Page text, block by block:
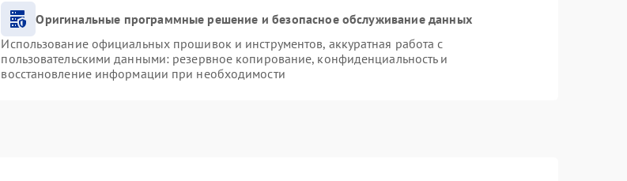
Оригинальные программные решение и безопасное обслуживание данных
Использование официальных прошивок и инструментов, аккуратная работа с
пользовательскими данными: резервное копирование, конфиденциальность и
восстановление информации при необходимости